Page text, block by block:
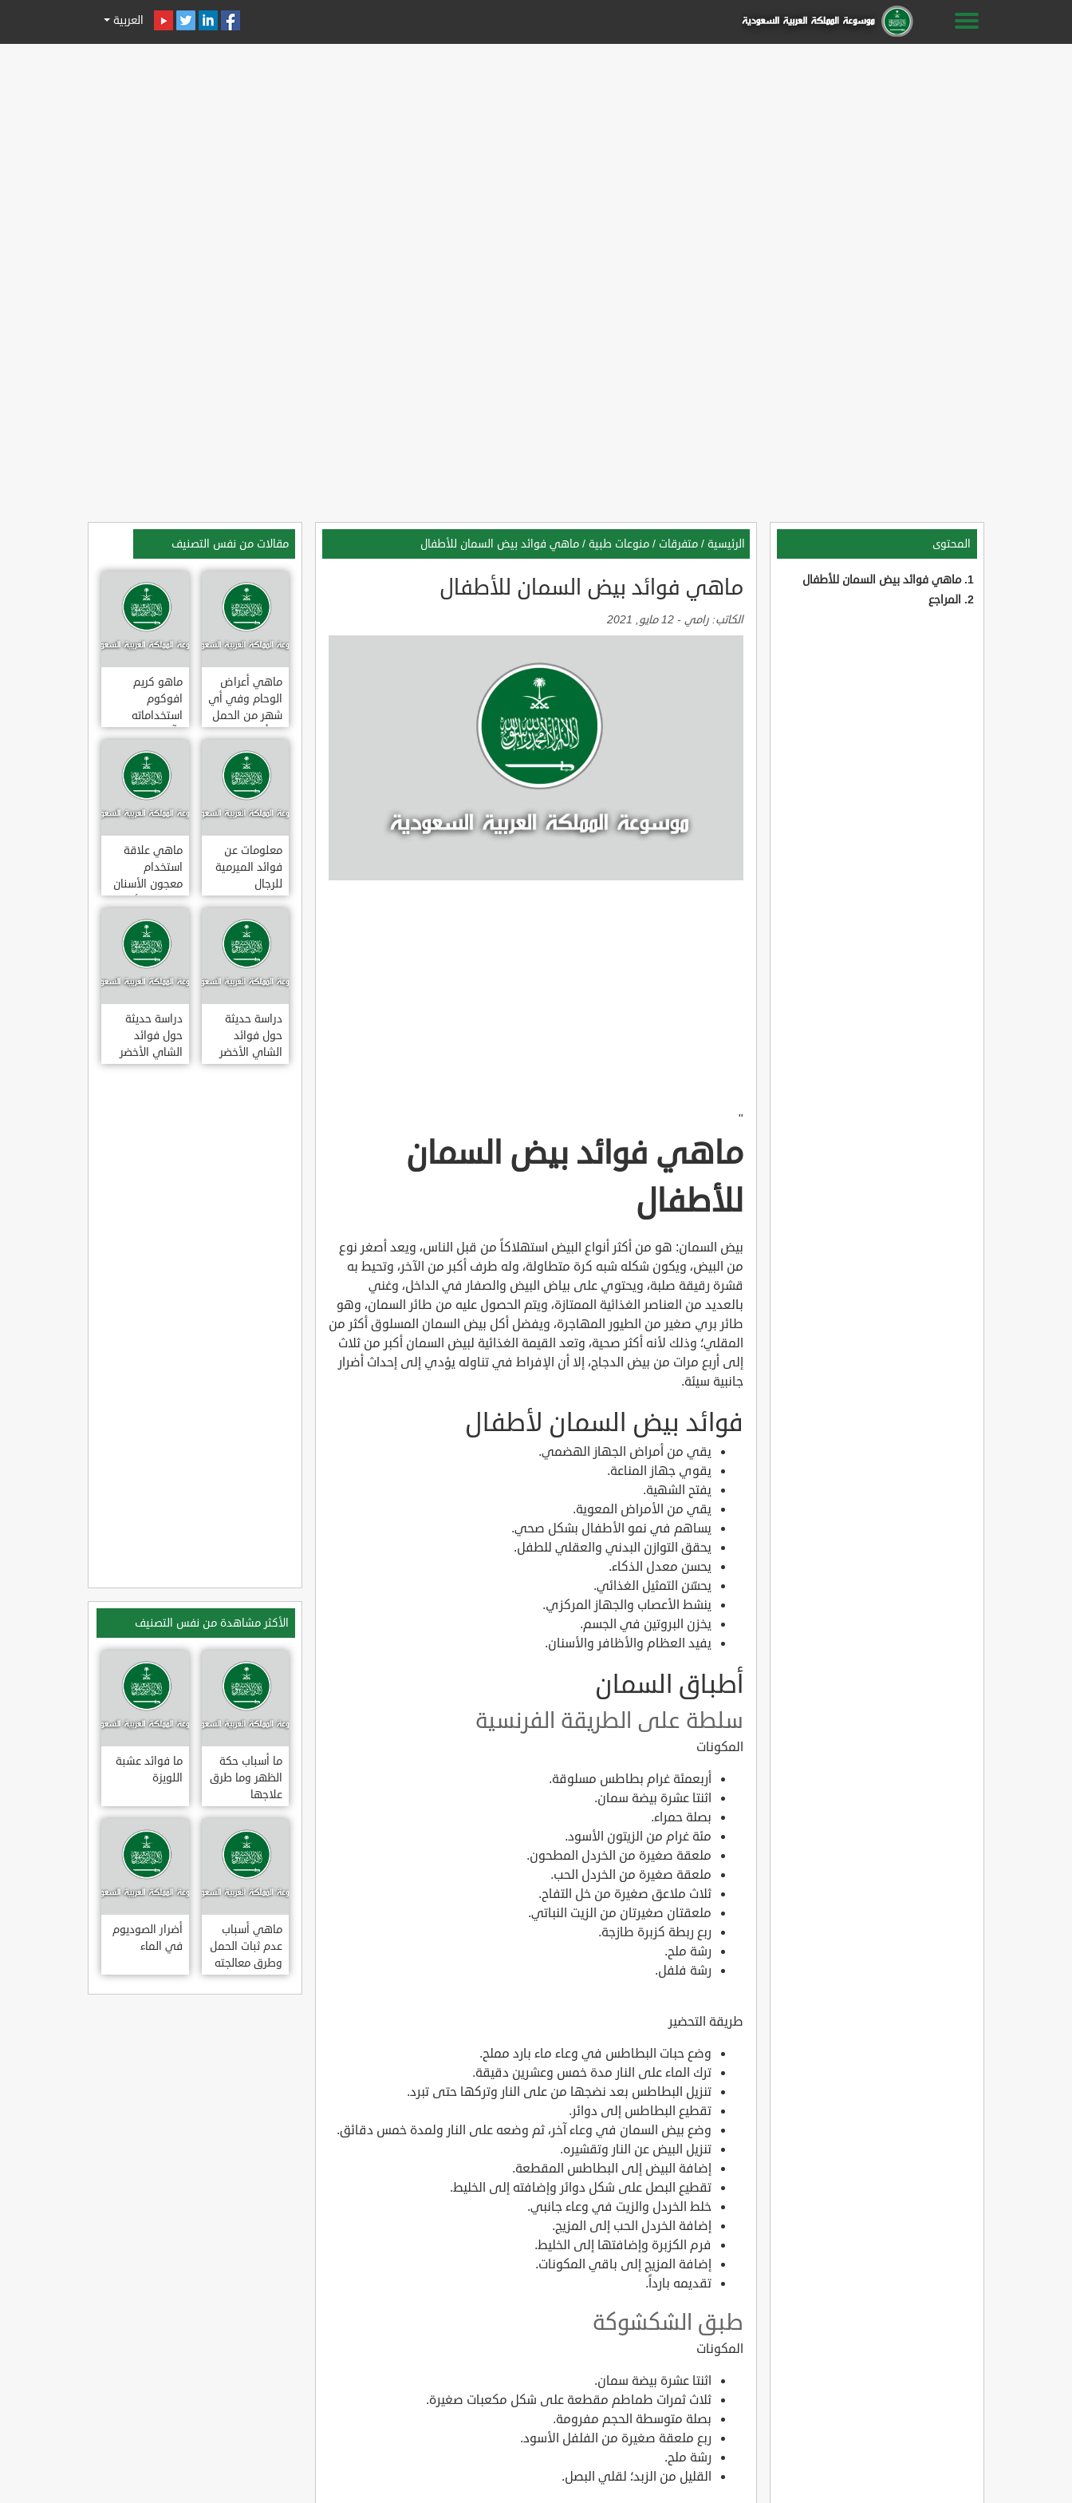
العربية
المحتوى
ماهي فوائد بيض السمان للأطفال
المراجع
الرئيسية / متفرقات / منوعات طبية / ماهي فوائد بيض السمان للأطفال
ماهي فوائد بيض السمان للأطفال
الكاتب: رامي - 12 مايو, 2021
"
ماهي فوائد بيض السمان
للأطفال
بيض السمان: هو من أكثر أنواع البيض استهلاكاً من قبل الناس، ويعد أصغر نوع
من البيض، ويكون شكله شبه كرة متطاولة، وله طرف أكبر من الآخر، وتحيط به
قشرة رقيقة صلبة، ويحتوي على بياض البيض والصفار في الداخل، وغني
بالعديد من العناصر الغذائية الممتازة، ويتم الحصول عليه من طائر السمان، وهو
طائر بري صغير من الطيور المهاجرة، ويفضل أكل بيض السمان المسلوق أكثر من
المقلي؛ وذلك لأنه أكثر صحية، وتعد القيمة الغذائية لبيض السمان أكبر من ثلاث
إلى أربع مرات من بيض الدجاج، إلا أن الإفراط في تناوله يؤدي إلى إحداث أضرار
جانبية سيئة.
فوائد بيض السمان لأطفال
يقي من أمراض الجهاز الهضمي.
يقوي جهاز المناعة.
يفتح الشهية.
يقي من الأمراض المعوية.
يساهم في نمو الأطفال بشكل صحي.
يحقق التوازن البدني والعقلي للطفل.
يحسن معدل الذكاء.
يحسّن التمثيل الغذائي.
ينشط الأعصاب والجهاز المركزي.
يخزن البروتين في الجسم.
يفيد العظام والأظافر والأسنان.
أطباق السمان
سلطة على الطريقة الفرنسية
المكونات
أربعمئة غرام بطاطس مسلوقة.
اثنتا عشرة بيضة سمان.
بصلة حمراء.
مئة غرام من الزيتون الأسود.
ملعقة صغيرة من الخردل المطحون.
ملعقة صغيرة من الخردل الحب.
ثلاث ملاعق صغيرة من خل التفاح.
ملعقتان صغيرتان من الزيت النباتي.
ربع ربطة كزبرة طازجة.
رشة ملح.
رشة فلفل.
طريقة التحضير
وضع حبات البطاطس في وعاء ماء بارد مملح.
ترك الماء على النار مدة خمس وعشرين دقيقة.
تنزيل البطاطس بعد نضجها من على النار وتركها حتى تبرد.
تقطيع البطاطس إلى دوائر.
وضع بيض السمان في وعاء آخر، ثم وضعه على النار ولمدة خمس دقائق.
تنزيل البيض عن النار وتقشيره.
إضافة البيض إلى البطاطس المقطعة.
تقطيع البصل على شكل دوائر وإضافته إلى الخليط.
خلط الخردل والزيت في وعاء جانبي.
إضافة الخردل الحب إلى المزيج.
فرم الكزبرة وإضافتها إلى الخليط.
إضافة المزيج إلى باقي المكونات.
تقديمه بارداً.
طبق الشكشوكة
المكونات
اثنتا عشرة بيضة سمان.
ثلاث ثمرات طماطم مقطعة على شكل مكعبات صغيرة.
بصلة متوسطة الحجم مفرومة.
ربع ملعقة صغيرة من الفلفل الأسود.
رشة ملح.
القليل من الزبد؛ لقلي البصل.
مقالات من نفس التصنيف
ماهي أعراض
الوحام وفي أي
شهر من الحمل
يبدأ
ماهو كريم
افوكوم
استخداماته
وآثاره الجانبية
معلومات عن
فوائد الميرمية
للرجال
ماهي علاقة
استخدام
معجون الأسنان
بالتهاب الأمعاء
دراسة حديثة
حول فوائد
الشاي الأخضر
دراسة حديثة
حول فوائد
الشاي الأخضر
لعلاج التهاب
الأكثر مشاهدة من نفس التصنيف
ما أسباب حكة
الظهر وما طرق
علاجها
ما فوائد عشبة
اللويزة
ماهي أسباب
عدم ثبات الحمل
وطرق معالجته
أضرار الصوديوم
في الماء